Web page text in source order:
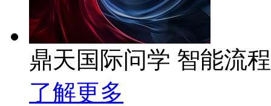
鼎天国际问学 智能流
了解更多